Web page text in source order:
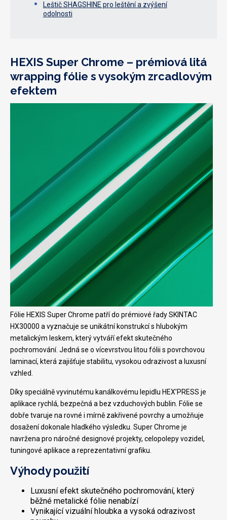
HEXIS Super Chrome – prémiová litá
wrapping fólie s vysokým zrcadlovým
efektem
Fólie HEXIS Super Chrome patří do prémiové řady SKINTAC
HX30000 a vyznačuje se unikátní konstrukcí s hlubokým
metalickým leskem, který vytváří efekt skutečného
pochromování. Jedná se o vícevrstvou litou fólii s povrchovou
laminací, která zajišťuje stabilitu, vysokou odrazivost a luxusní
vzhled.
Díky speciálně vyvinutému kanálkovému lepidlu HEX’PRESS je
aplikace rychlá, bezpečná a bez vzduchových bublin. Fólie se
dobře tvaruje na rovné i mírně zakřivené povrchy a umožňuje
dosažení dokonale hladkého výsledku. Super Chrome je
navržena pro náročné designové projekty, celopolepy vozidel,
tuningové aplikace a reprezentativní grafiku.
Výhody použití
Luxusní efekt skutečného pochromování, který
běžné metalické fólie nenabízí
Vynikající vizuální hloubka a vysoká odrazivost
Leštič SHAGSHINE pro leštění a zvýšení
odolnosti